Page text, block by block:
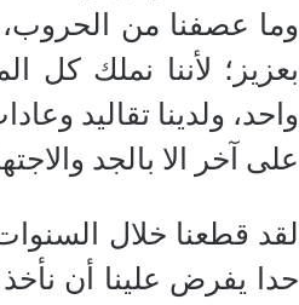
وما عصفنا من الحروب،
بعزيز؛ لأننا نملك كل
واحد، ولدينا تقاليد
على آخر الا بالجد
لقد قطعنا خلال
حدا يفرض علينا أن